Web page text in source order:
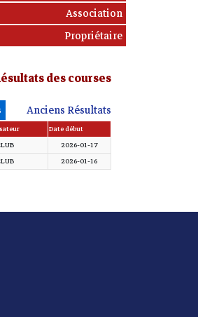
Association
Propriétaire
des courses :
Anciens Résultats
Date début
2026-01-17
2026-01-16